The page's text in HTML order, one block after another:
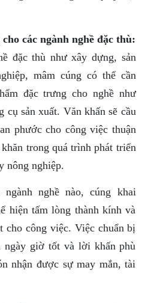
các ngành nghề đặc thù:
đặc thù như xây dựng, sản
mâm cúng có thể cần
đặc trưng cho nghề như
cụ sản xuất. Văn khấn sẽ cầu
phước cho công việc thuận
trong quá trình phát triển
nông nghiệp.
nghề nào, cúng khai
hiện tấm lòng thành kính và
cho công việc. Việc chuẩn bị
ngày giờ tốt và lời khấn phù
nhận được sự may mắn, tài